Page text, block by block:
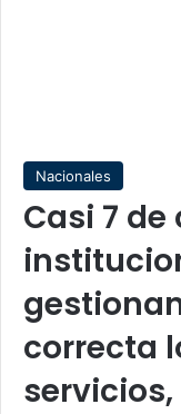
Nacionales
Casi 7 de
correcta